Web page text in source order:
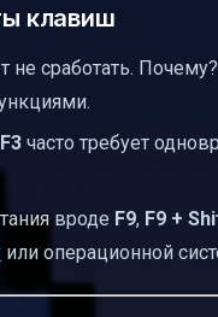
клавиш
не сработать.
F3 часто требует
вроде F9, F9 +
или операционной